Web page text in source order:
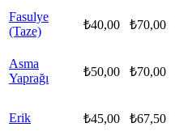
Fasulye
(Taze)
₺40,00 ₺70,00
Asma
Yaprağı
₺50,00 ₺70,00
Erik ₺45,00 ₺67,50